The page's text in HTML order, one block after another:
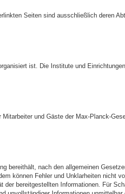
Seiten sind ausschließlich deren
ist. Die Institute und
und Gäste der Max-Planck-
bereithält, nach den allgemeinen
können Fehler und Unklarheiten nicht
bereitgestellten Informationen. Für